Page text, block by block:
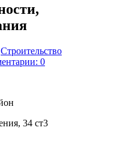
Строительство
0
34 ст3